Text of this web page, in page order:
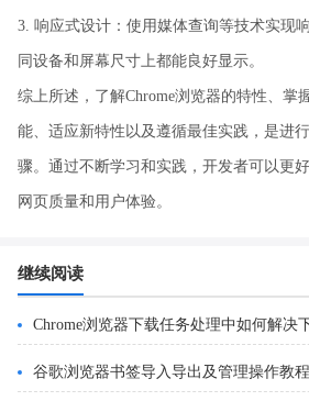
3. 响应式设计：使用媒体查询等技术实现
同设备和屏幕尺寸上都能良好显示。
综上所述，了解Chrome浏览器的特性、掌
能、适应新特性以及遵循最佳实践，是进
骤。通过不断学习和实践，开发者可以更
网页质量和用户体验。
继续阅读
Chrome浏览器下载任务处理中如何解决
谷歌浏览器书签导入导出及管理操作教